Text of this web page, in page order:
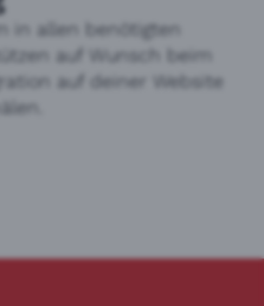
in allen benötigten
auf Wunsch beim
auf deiner Website